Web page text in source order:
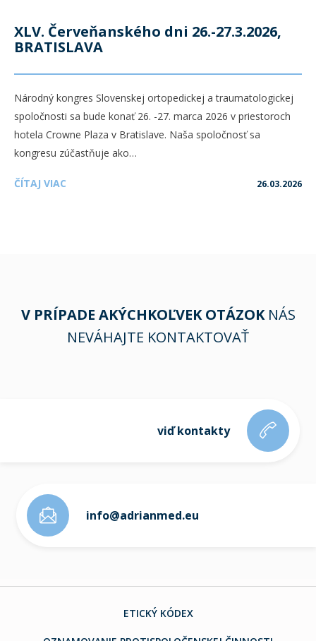
XLV. Červeňanského dni 26.-27.3.2026,
BRATISLAVA
Národný kongres Slovenskej ortopedickej a traumatologickej
spoločnosti sa bude konať 26. -27. marca 2026 v priestoroch
hotela Crowne Plaza v Bratislave. Naša spoločnosť sa
kongresu zúčastňuje ako…
ČÍTAJ VIAC 26.03.2026
V PRÍPADE AKÝCHKOĽVEK OTÁZOKNÁS
NEVÁHAJTE KONTAKTOVAŤ
viď kontakty
info@adrianmed.eu
ETICKÝ KÓDEX